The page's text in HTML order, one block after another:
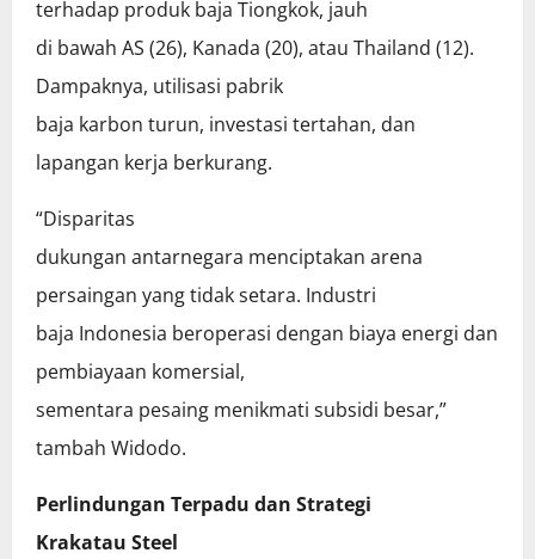
terhadap produk baja Tiongkok, jauh
di bawah AS (26), Kanada (20), atau Thailand (12).
Dampaknya, utilisasi pabrik
baja karbon turun, investasi tertahan, dan
lapangan kerja berkurang.
“Disparitas
dukungan antarnegara menciptakan arena
persaingan yang tidak setara. Industri
baja Indonesia beroperasi dengan biaya energi dan
pembiayaan komersial,
sementara pesaing menikmati subsidi besar,”
tambah Widodo.
Perlindungan Terpadu dan Strategi
Krakatau Steel